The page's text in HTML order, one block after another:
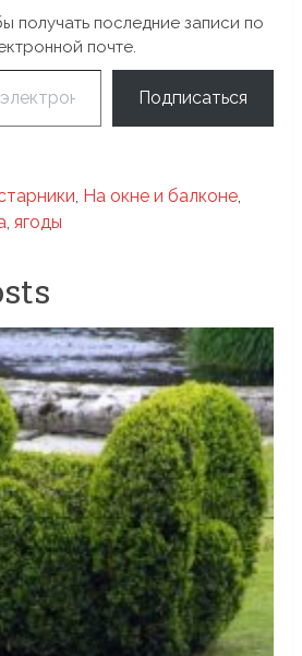
получать последние записи по
почте.
Подписаться
На окне и балконе
ягоды